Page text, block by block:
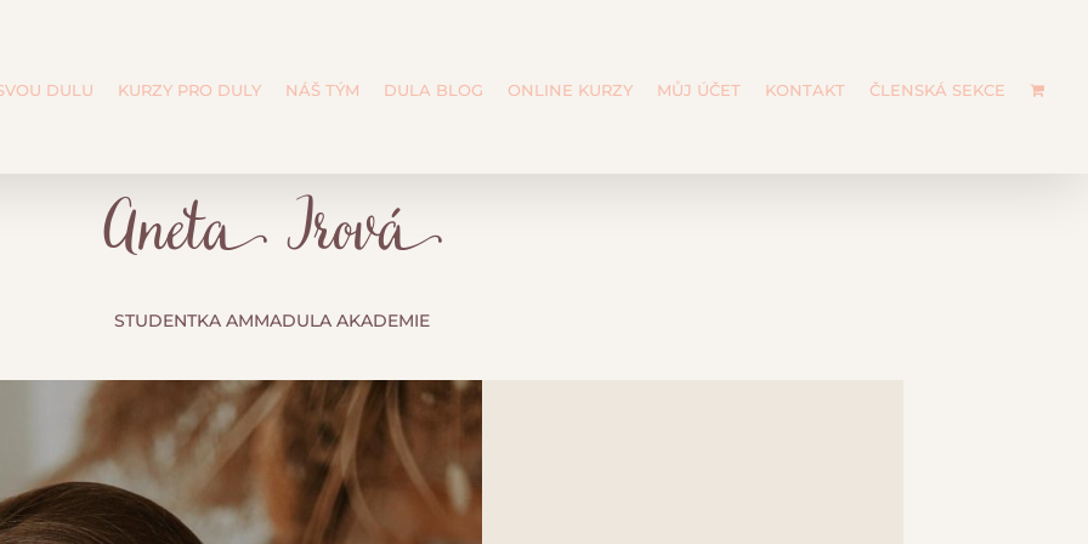
DULU KURZY PRO DULY NÁŠ TÝM DULA BLOG ONLINE KURZY MŮJ ÚČET KONTAKT ČLENSKÁ SEKCE
Aneta Irová
STUDENTKA AMMADULA AKADEMIE